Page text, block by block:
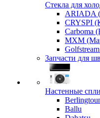
Стекла для
CRYSPI
Carboma
MXM
Запчасти для
Настенные
Ballu